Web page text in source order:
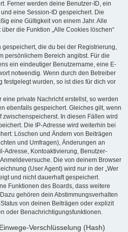
Ferner werden deine Benutzer-ID, ein
eine Session-ID gespeichert. Die
eine Gültigkeit von einem Jahr. Alle
die Funktion „Alle Cookies löschen“
die du bei der Registrierung,
persönlichem Bereich angibst. Für die
ein eindeutiger Benutzername, eine E-
notwendig. Wenn durch den Betreiber
festgelegt wurden, so ist dies für dich vor
private Nachricht erstellst, so werden
ebenfalls gespeichert. Gleiches gilt, wenn
zwischenspeicherst. In diesen Fällen wird
Die IP-Adresse wird weiterhin bei
Löschen und Ändern von Beiträgen
und Umfragen), Änderungen an
Adresse, Kontoaktivierung, Benutzer-
Die von deinem Browser
(User Agent) wird nur in der „Wer
und nicht dauerhaft gespeichert.
Funktionen des Boards, dass weitere
gehören dein Abstimmungsverhalten
von deinen Beiträgen oder explizit
oder Benachrichtigungsfunktionen.
Verschlüsselung (Hash)